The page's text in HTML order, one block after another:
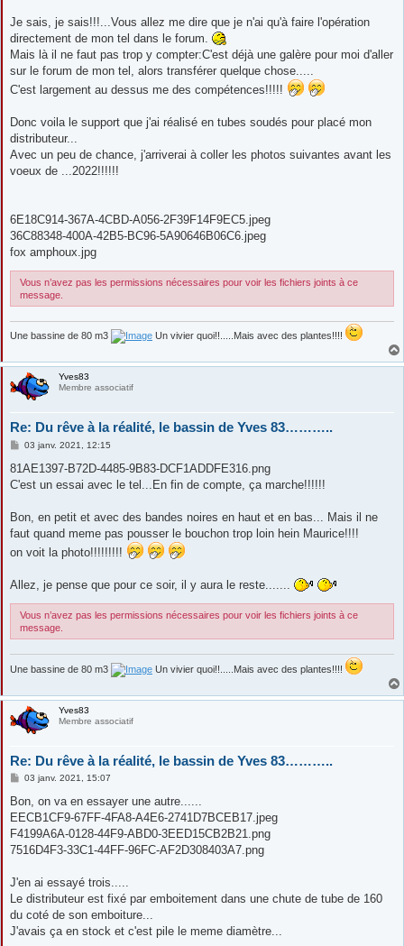
Je sais, je sais!!!...Vous allez me dire que je n'ai qu'à faire l'opération
directement de mon tel dans le forum.
Mais là il ne faut pas trop y compter:C'est déjà une galère pour moi d'aller
sur le forum de mon tel, alors transférer quelque chose.....
C'est largement au dessus me des compétences!!!!!
Donc voila le support que j'ai réalisé en tubes soudés pour placé mon
distributeur...
Avec un peu de chance, j'arriverai à coller les photos suivantes avant les
voeux de ...2022!!!!!!
6E18C914-367A-4CBD-A056-2F39F14F9EC5.jpeg
36C88348-400A-42B5-BC96-5A90646B06C6.jpeg
fox amphoux.jpg
Vous n’avez pas les permissions nécessaires pour voir les fichiers joints à ce
message.
Une bassine de 80 m3 Un vivier quoi!!.....Mais avec des plantes!!!!
Yves83
Membre associatif
Re: Du rêve à la réalité, le bassin de Yves 83………..
M
s
a
03 janv. 2021, 12:15
81AE1397-B72D-4485-9B83-DCF1ADDFE316.png
C'est un essai avec le tel...En fin de compte, ça marche!!!!!!
Bon, en petit et avec des bandes noires en haut et en bas... Mais il ne
faut quand meme pas pousser le bouchon trop loin hein Maurice!!!!
on voit la photo!!!!!!!!!
Allez, je pense que pour ce soir, il y aura le reste.......
Vous n’avez pas les permissions nécessaires pour voir les fichiers joints à ce
message.
Une bassine de 80 m3 Un vivier quoi!!.....Mais avec des plantes!!!!
Yves83
Membre associatif
Re: Du rêve à la réalité, le bassin de Yves 83………..
M
s
a
g
03 janv. 2021, 15:07
Bon, on va en essayer une autre......
EECB1CF9-67FF-4FA8-A4E6-2741D7BCEB17.jpeg
F4199A6A-0128-44F9-ABD0-3EED15CB2B21.png
7516D4F3-33C1-44FF-96FC-AF2D308403A7.png
J'en ai essayé trois.....
Le distributeur est fixé par emboitement dans une chute de tube de 160
du coté de son emboiture...
J'avais ça en stock et c'est pile le meme diamètre...